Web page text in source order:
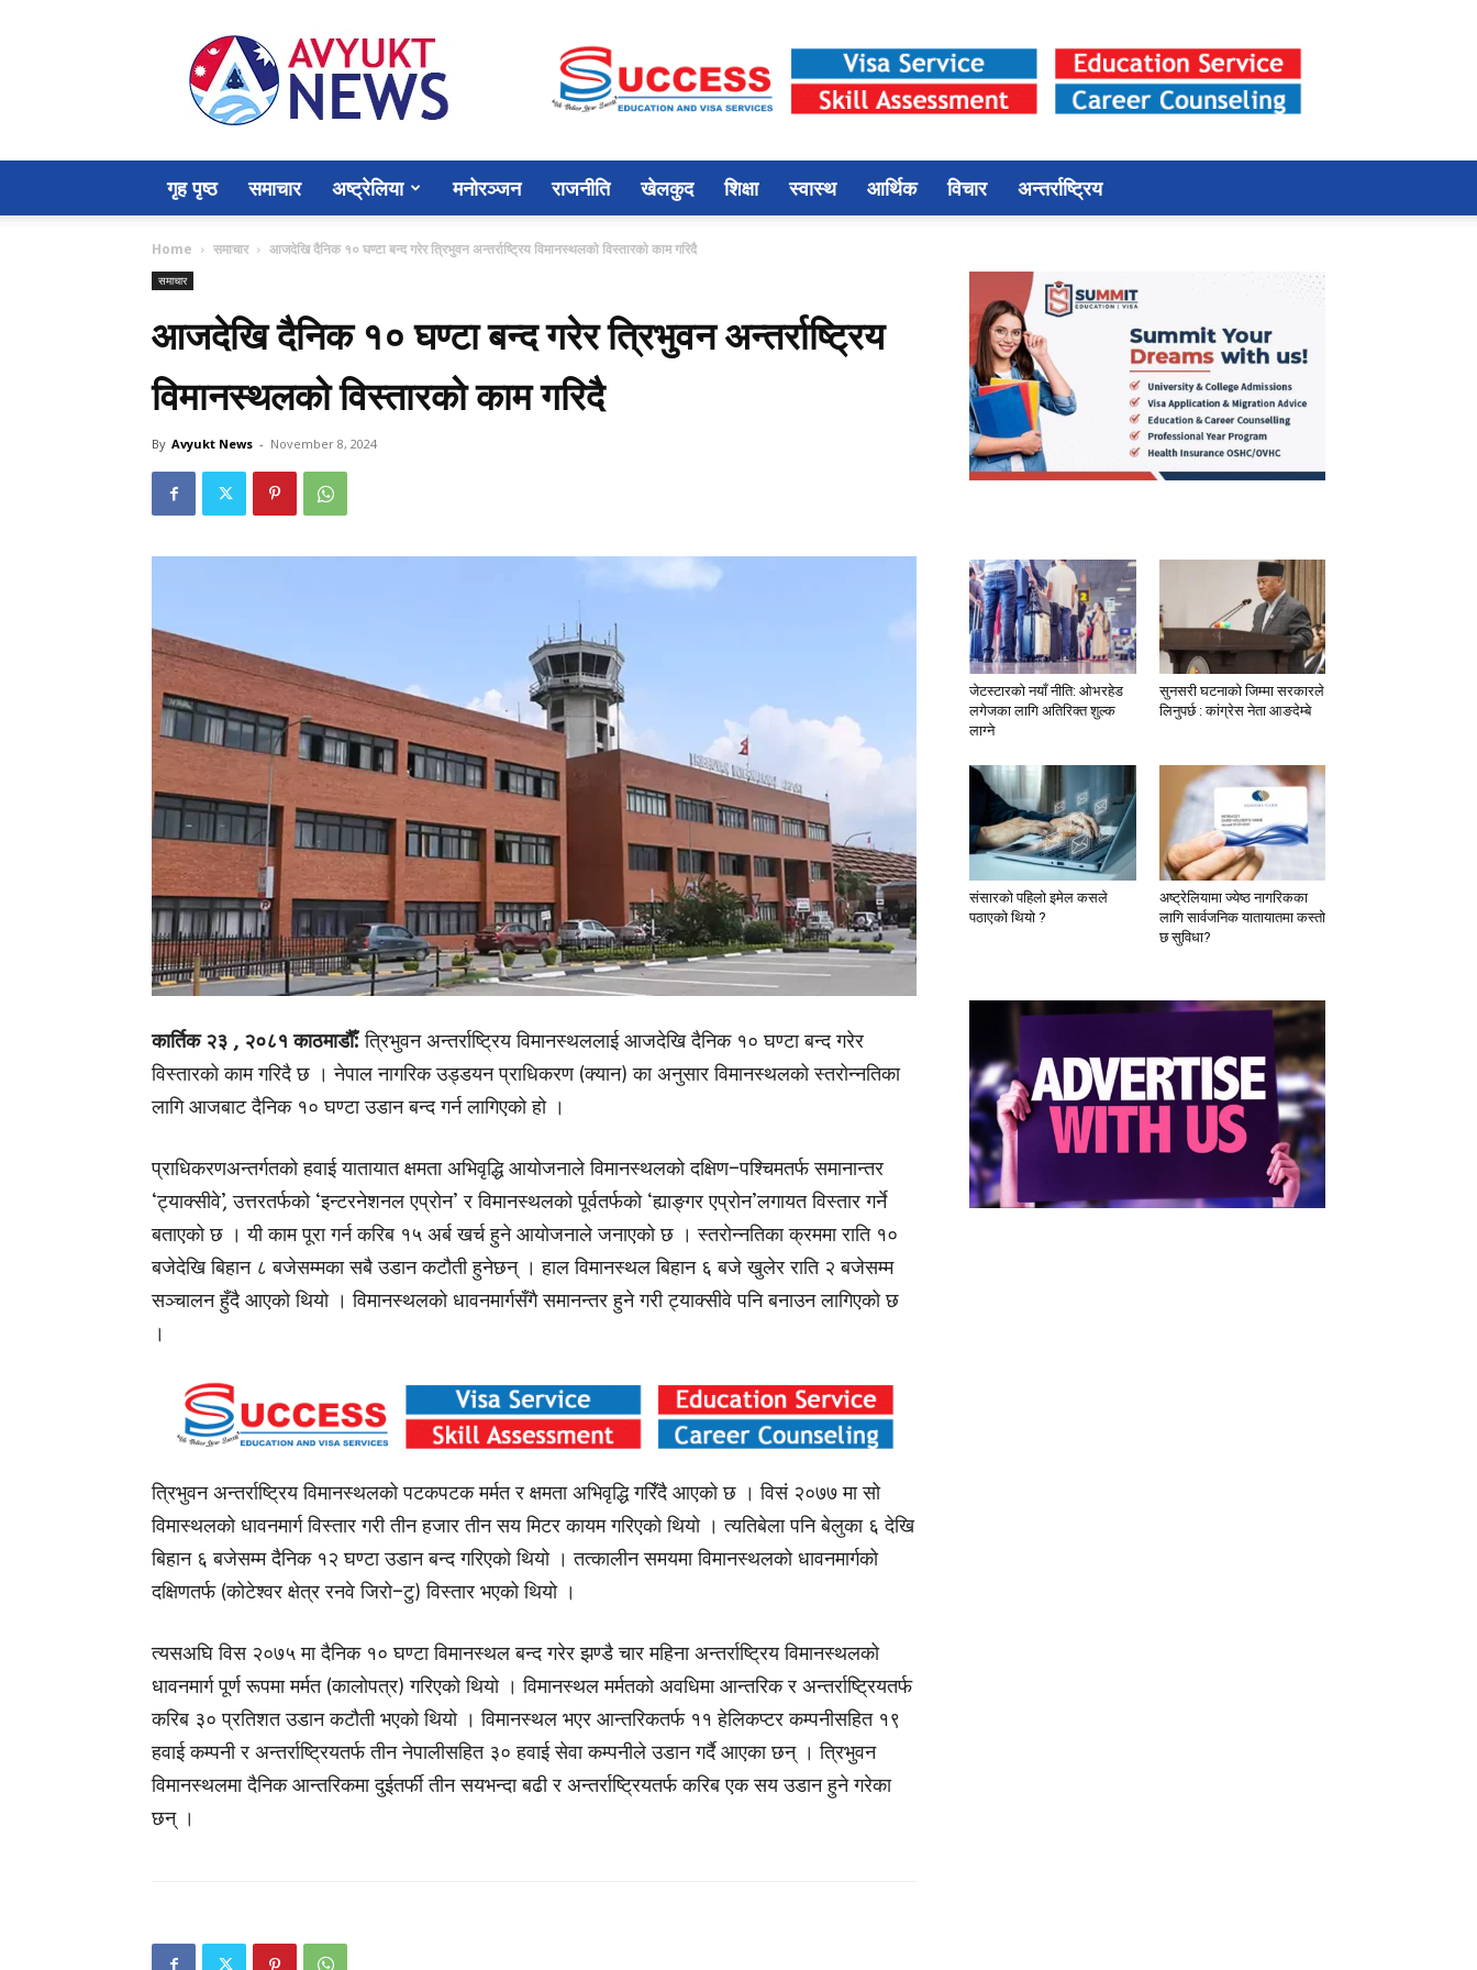
Avyukt
News
गृह पृष्ठ समाचार अष्ट्रेलिया मनोरञ्जन राजनीति खेलकुद शिक्षा स्वास्थ आर्थिक विचार अन्तर्राष्ट्रिय
Home समाचार आजदेखि दैनिक १० घण्टा बन्द गरेर त्रिभुवन अन्तर्राष्ट्रिय विमानस्थलको विस्तारको काम गरिदै
समाचार
आजदेखि दैनिक १० घण्टा बन्द गरेर त्रिभुवन अन्तर्राष्ट्रिय
विमानस्थलको विस्तारको काम गरिदै
By Avyukt News - November 8, 2024
कार्तिक २३ , २०८१ काठमाडौँ:त्रिभुवन अन्तर्राष्ट्रिय विमानस्थललाई आजदेखि दैनिक १० घण्टा बन्द गरेर
विस्तारको काम गरिदै छ । नेपाल नागरिक उड्डयन प्राधिकरण (क्यान) का अनुसार विमानस्थलको स्तरोन्नतिका
लागि आजबाट दैनिक १० घण्टा उडान बन्द गर्न लागिएको हो ।
प्राधिकरणअन्तर्गतको हवाई यातायात क्षमता अभिवृद्धि आयोजनाले विमानस्थलको दक्षिण–पश्चिमतर्फ समानान्तर
‘ट्याक्सीवे’, उत्तरतर्फको ‘इन्टरनेशनल एप्रोन’ र विमानस्थलको पूर्वतर्फको ‘ह्याङ्गर एप्रोन’लगायत विस्तार गर्ने
बताएको छ । यी काम पूरा गर्न करिब १५ अर्ब खर्च हुने आयोजनाले जनाएको छ । स्तरोन्नतिका क्रममा राति १०
बजेदेखि बिहान ८ बजेसम्मका सबै उडान कटौती हुनेछन् । हाल विमानस्थल बिहान ६ बजे खुलेर राति २ बजेसम्म
सञ्चालन हुँदै आएको थियो । विमानस्थलको धावनमार्गसँगै समानन्तर हुने गरी ट्याक्सीवे पनि बनाउन लागिएको छ
।
त्रिभुवन अन्तर्राष्ट्रिय विमानस्थलको पटकपटक मर्मत र क्षमता अभिवृद्धि गरिँदै आएको छ । विसं २०७७ मा सो
विमास्थलको धावनमार्ग विस्तार गरी तीन हजार तीन सय मिटर कायम गरिएको थियो । त्यतिबेला पनि बेलुका ६ देखि
बिहान ६ बजेसम्म दैनिक १२ घण्टा उडान बन्द गरिएको थियो । तत्कालीन समयमा विमानस्थलको धावनमार्गको
दक्षिणतर्फ (कोटेश्वर क्षेत्र रनवे जिरो–टु) विस्तार भएको थियो ।
त्यसअघि विस २०७५ मा दैनिक १० घण्टा विमानस्थल बन्द गरेर झण्डै चार महिना अन्तर्राष्ट्रिय विमानस्थलको
धावनमार्ग पूर्ण रूपमा मर्मत (कालोपत्र) गरिएको थियो । विमानस्थल मर्मतको अवधिमा आन्तरिक र अन्तर्राष्ट्रियतर्फ
करिब ३० प्रतिशत उडान कटौती भएको थियो । विमानस्थल भएर आन्तरिकतर्फ ११ हेलिकप्टर कम्पनीसहित १९
हवाई कम्पनी र अन्तर्राष्ट्रियतर्फ तीन नेपालीसहित ३० हवाई सेवा कम्पनीले उडान गर्दै आएका छन् । त्रिभुवन
विमानस्थलमा दैनिक आन्तरिकमा दुईतर्फी तीन सयभन्दा बढी र अन्तर्राष्ट्रियतर्फ करिब एक सय उडान हुने गरेका
छन् ।
जेटस्टारको नयाँ नीति: ओभरहेड
लगेजका लागि अतिरिक्त शुल्क
लाग्ने
सुनसरी घटनाको जिम्मा सरकारले
लिनुपर्छ : कांग्रेस नेता आङदेम्बे
संसारको पहिलो इमेल कसले
पठाएको थियो ?
अष्ट्रेलियामा ज्येष्ठ नागरिकका
लागि सार्वजनिक यातायातमा कस्तो
छ सुविधा?